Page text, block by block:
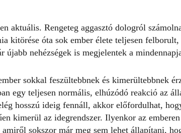
aktuális. Rengeteg aggasztó dologról
kitörése óta sok ember élete teljesen
újabb nehézségek is megjelentek a
sokkal feszültebbnek és kimerültebbnek
egy teljesen normális, elhúzódó reakció az
hosszú ideig fennáll, akkor előfordulhat,
kimerül az idegrendszer. Ilyenkor az
amiről sokszor már meg sem lehet állapítani,